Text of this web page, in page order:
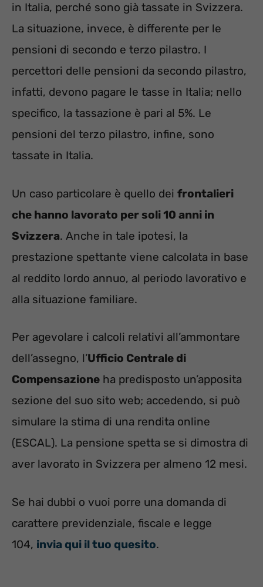
in Italia, perché sono già tassate in Svizzera.
La situazione, invece, è differente per le
pensioni di secondo e terzo pilastro. I
percettori delle pensioni da secondo pilastro,
infatti, devono pagare le tasse in Italia; nello
specifico, la tassazione è pari al 5%. Le
pensioni del terzo pilastro, infine, sono
tassate in Italia.
Un caso particolare è quello dei frontalieri
che hanno lavorato per soli 10 anni in
Svizzera. Anche in tale ipotesi, la
prestazione spettante viene calcolata in base
al reddito lordo annuo, al periodo lavorativo e
alla situazione familiare.
Per agevolare i calcoli relativi all’ammontare
dell’assegno, l’Ufficio Centrale di
Compensazione ha predisposto un’apposita
sezione del suo sito web; accedendo, si può
simulare la stima di una rendita online
(ESCAL). La pensione spetta se si dimostra di
aver lavorato in Svizzera per almeno 12 mesi.
Se hai dubbi o vuoi porre una domanda di
carattere previdenziale, fiscale e legge
104, invia qui il tuo quesito.